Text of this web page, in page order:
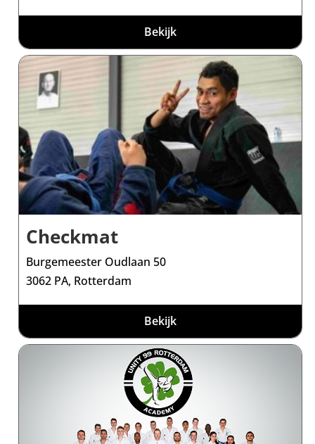
Bekijk
Checkmat
Burgemeester Oudlaan 50
3062 PA, Rotterdam
Bekijk